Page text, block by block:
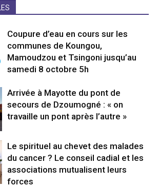
Coupure d’eau en cours sur les
communes de Koungou,
Mamoudzou et Tsingoni jusqu’au
samedi 8 octobre 5h
Arrivée à Mayotte du pont de
secours de Dzoumogné : « on
travaille un pont après l’autre »
Le spirituel au chevet des malades
du cancer ? Le conseil cadial et les
associations mutualisent leurs
forces